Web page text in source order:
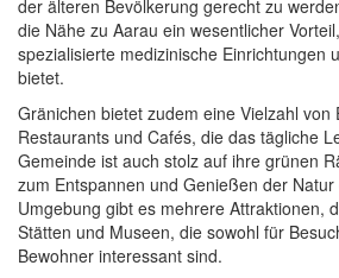
der älteren Bevölkerung gerecht zu
die Nähe zu Aarau ein wesentlicher
spezialisierte medizinische Einrichtungen
bietet.
Gränichen bietet zudem eine Vielzahl von
Restaurants und Cafés, die das tägliche
Gemeinde ist auch stolz auf ihre grünen
zum Entspannen und Genießen der
Umgebung gibt es mehrere Attraktionen,
Stätten und Museen, die sowohl für
Bewohner interessant sind.